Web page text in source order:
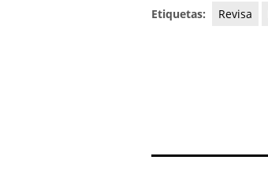
Etiquetas: Revisa